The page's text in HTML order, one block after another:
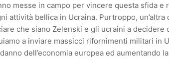
messe in campo per vincere questa sfida e
attività bellica in Ucraina. Purtroppo, un’altra
che siano Zelenski e gli ucraini a decidere
a inviare massicci rifornimenti militari in
dell’economia europea ed aumentando